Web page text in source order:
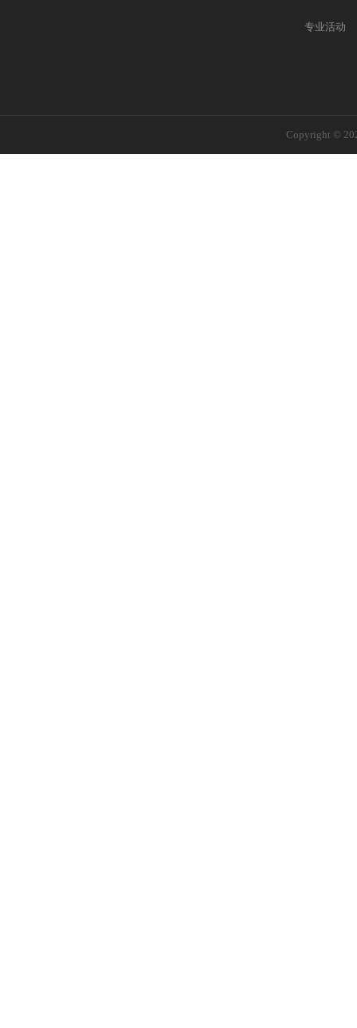
专业活动
Copyright ©